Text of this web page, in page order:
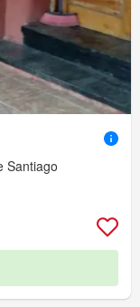
Santiago